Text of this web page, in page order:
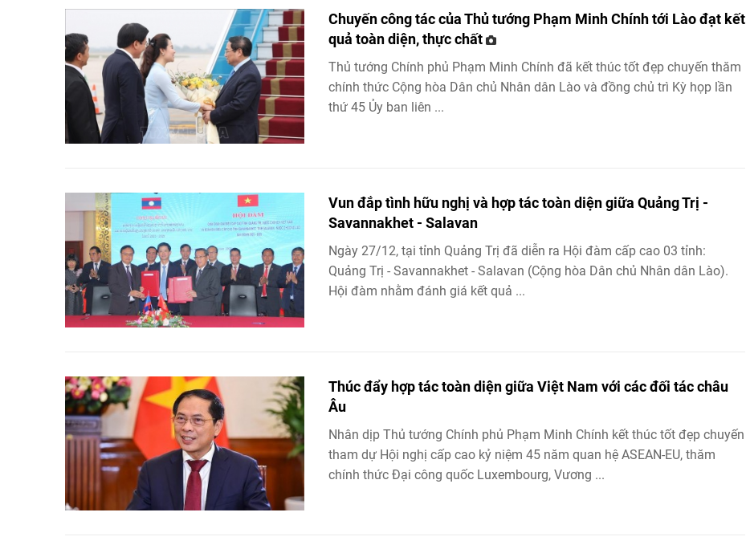
Chuyến công tác của Thủ tướng Phạm Minh Chính tới Lào đạt kết
quả toàn diện, thực chất
Thủ tướng Chính phủ Phạm Minh Chính đã kết thúc tốt đẹp chuyến thăm
chính thức Cộng hòa Dân chủ Nhân dân Lào và đồng chủ trì Kỳ họp lần
thứ 45 Ủy ban liên ...
Vun đắp tình hữu nghị và hợp tác toàn diện giữa Quảng Trị -
Savannakhet - Salavan
Ngày 27/12, tại tỉnh Quảng Trị đã diễn ra Hội đàm cấp cao 03 tỉnh:
Quảng Trị - Savannakhet - Salavan (Cộng hòa Dân chủ Nhân dân Lào).
Hội đàm nhằm đánh giá kết quả ...
Thúc đẩy hợp tác toàn diện giữa Việt Nam với các đối tác châu
Âu
Nhân dịp Thủ tướng Chính phủ Phạm Minh Chính kết thúc tốt đẹp chuyến
tham dự Hội nghị cấp cao kỷ niệm 45 năm quan hệ ASEAN-EU, thăm
chính thức Ðại công quốc Luxembourg, Vương ...